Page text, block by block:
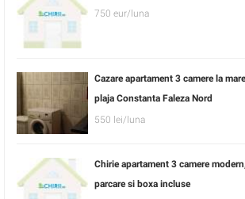
750 eur/luna
Cazare apartament 3 camere la
plaja Constanta Faleza Nord
550 lei/luna
Chirie apartament 3 camere
parcare si boxa incluse